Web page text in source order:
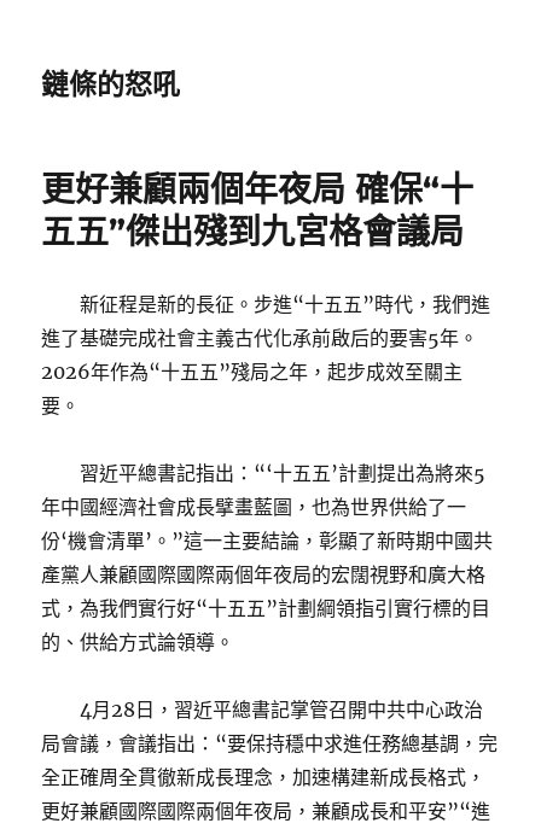
鏈條的怒吼
更好兼顧兩個年夜局 確保“十
五五”傑出殘到九宮格會議局
新征程是新的長征。步進“十五五”時代，我們進
進了基礎完成社會主義古代化承前啟后的要害5年。
2026年作為“十五五”殘局之年，起步成效至關主
要。
習近平總書記指出：“‘十五五’計劃提出為將來5
年中國經濟社會成長擘畫藍圖，也為世界供給了一
份‘機會清單’。”這一主要結論，彰顯了新時期中國共
產黨人兼顧國際國際兩個年夜局的宏闊視野和廣大格
式，為我們實行好“十五五”計劃綱領指引實行標的目
的、供給方式論領導。
4月28日，習近平總書記掌管召開中共中心政治
局會議，會議指出：“要保持穩中求進任務總基調，完
全正確周全貫徹新成長理念，加速構建新成長格式，
更好兼顧國際國際兩個年夜局，兼顧成長和平安”“進